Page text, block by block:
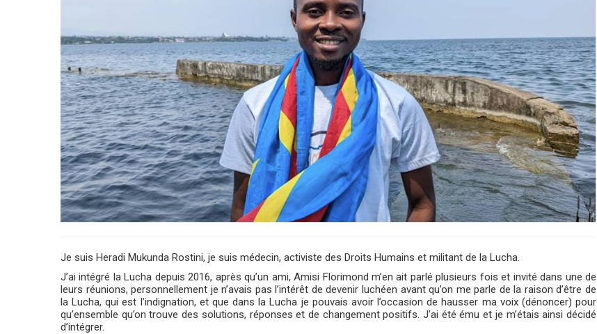
Je suis Heradi Mukunda Rostini, je suis médecin, activiste des Droits Humains et militant de la Lucha.
J’ai intégré la Lucha depuis 2016, après qu’un ami, Amisi Florimond m’en ait parlé plusieurs fois et invité dans une de
leurs réunions, personnellement je n’avais pas l’intérêt de devenir luchéen avant qu’on me parle de la raison d’être de
la Lucha, qui est l’indignation, et que dans la Lucha je pouvais avoir l’occasion de hausser ma voix (dénoncer) pour
qu’ensemble qu’on trouve des solutions, réponses et de changement positifs. J’ai été ému et je m’étais ainsi décidé
d’intégrer.